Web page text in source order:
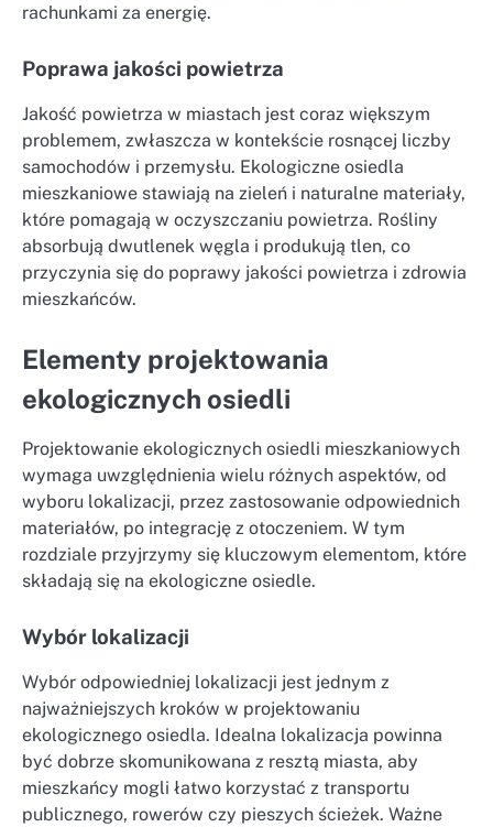
rachunkami za energię.
Poprawa jakości powietrza
Jakość powietrza w miastach jest coraz większym
problemem, zwłaszcza w kontekście rosnącej liczby
samochodów i przemysłu. Ekologiczne osiedla
mieszkaniowe stawiają na zieleń i naturalne materiały,
które pomagają w oczyszczaniu powietrza. Rośliny
absorbują dwutlenek węgla i produkują tlen, co
przyczynia się do poprawy jakości powietrza i zdrowia
mieszkańców.
Elementy projektowania
ekologicznych osiedli
Projektowanie ekologicznych osiedli mieszkaniowych
wymaga uwzględnienia wielu różnych aspektów, od
wyboru lokalizacji, przez zastosowanie odpowiednich
materiałów, po integrację z otoczeniem. W tym
rozdziale przyjrzymy się kluczowym elementom, które
składają się na ekologiczne osiedle.
Wybór lokalizacji
Wybór odpowiedniej lokalizacji jest jednym z
najważniejszych kroków w projektowaniu
ekologicznego osiedla. Idealna lokalizacja powinna
być dobrze skomunikowana z resztą miasta, aby
mieszkańcy mogli łatwo korzystać z transportu
publicznego, rowerów czy pieszych ścieżek. Ważne